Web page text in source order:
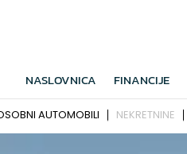
NASLOVNICA FINANCIJE